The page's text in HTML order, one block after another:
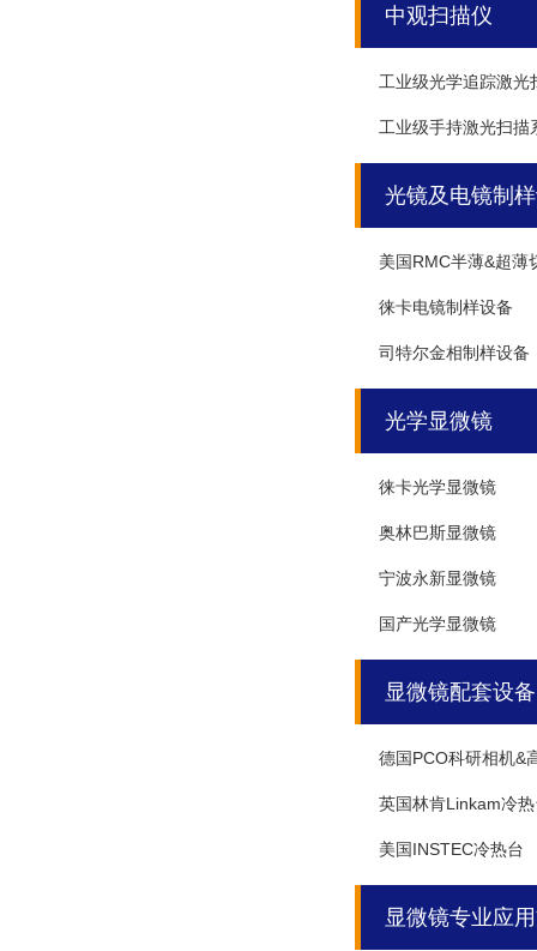
中观扫描仪
工业级光学追踪激光
工业级手持激光扫描
光镜及电镜制
美国RMC半薄&超薄
徕卡电镜制样设备
司特尔金相制样设备
光学显微镜
徕卡光学显微镜
奥林巴斯显微镜
宁波永新显微镜
国产光学显微镜
显微镜配套设备
德国PCO科研相机&
英国林肯Linkam冷
美国INSTEC冷热台
显微镜专业应